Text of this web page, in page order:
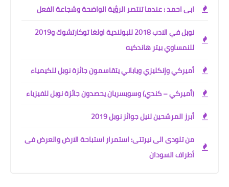
ابى احمد : عندما تنتصر الرؤية الواضحة وشجاعة الفعل
نوبل في الادب 2018 للبولندية اولغا توكارتشوك و2019
للنمساوي بيتر هاندكيه
أميركي وإنكليزي وياباني يتقاسمون جائزة نوبل للكيمياء
(أميركي – كندي) وسويسريان يحصدون جائزة نوبل للفيزياء
أبرز المرشحين لنيل جوائز نوبل 2019
من تلودى الى نيرتتى: استمرار استباحة الارض والعرض فى
أطراف السودان